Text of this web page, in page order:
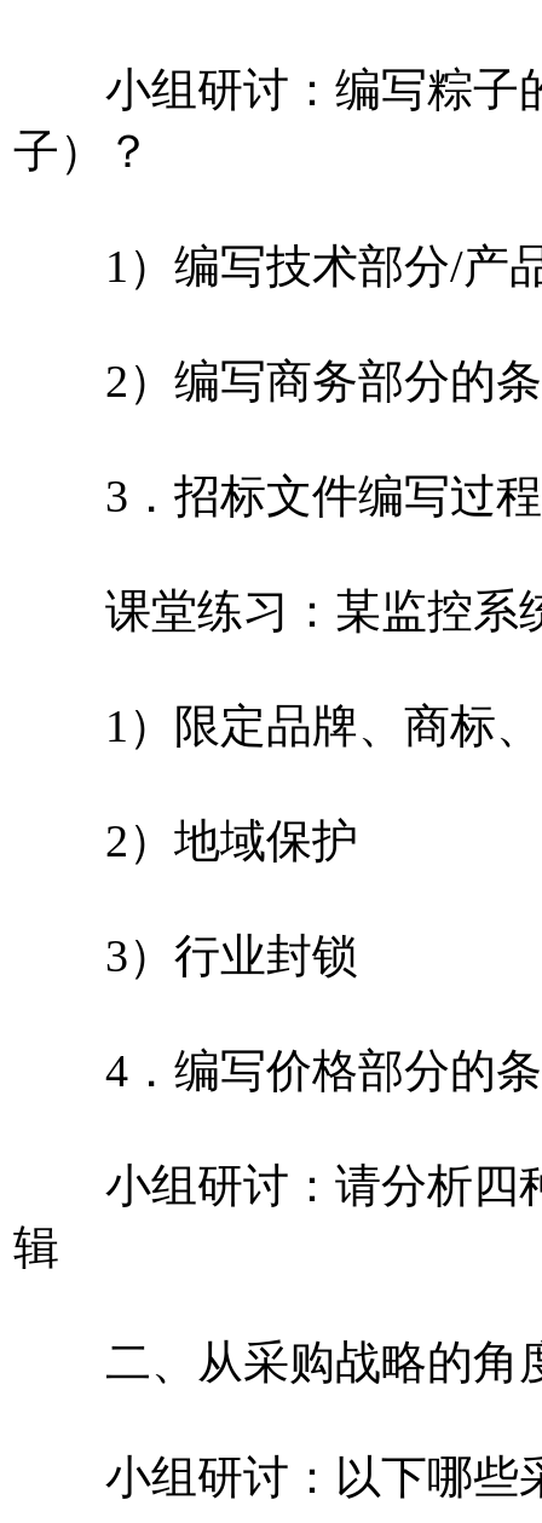
小组研讨：编写粽子
子）？
1）编写技术部分/产
2）编写商务部分的
3．招标文件编写过程
课堂练习：某监控系
1）限定品牌、商标
2）地域保护
3）行业封锁
4．编写价格部分的
小组研讨：请分析四
辑
二、从采购战略的角
小组研讨：以下哪些